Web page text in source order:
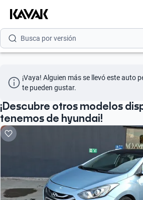
Busca por modelo
Busca por versión
Busca por marca
Busca por modelo
Busca por versión
¡Vaya! Alguien más se llevó este auto
te pueden gustar.
¡Descubre otros modelos
tenemos de hyundai!